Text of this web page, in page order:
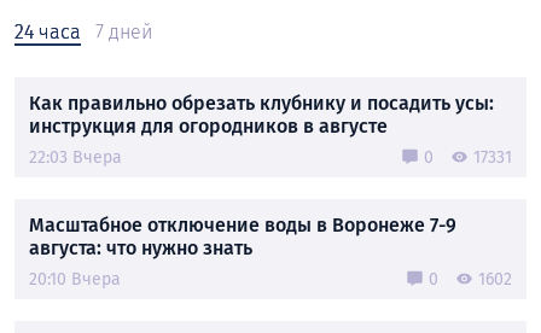
24 часа 7 дней
Как правильно обрезать клубнику и посадить усы:
инструкция для огородников в августе
22:03 Вчера 0 17331
Масштабное отключение воды в Воронеже 7-9
августа: что нужно знать
20:10 Вчера 0 1602